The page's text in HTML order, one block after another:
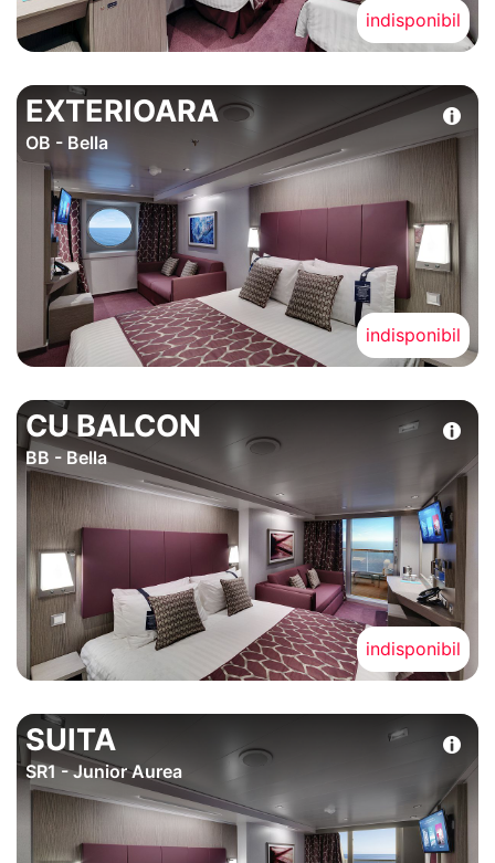
indisponibil
EXTERIOARA
OB - Bella
indisponibil
CU BALCON
BB - Bella
indisponibil
SUITA
SR1 - Junior Aurea